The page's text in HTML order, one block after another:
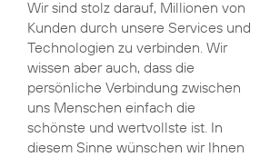
Wir sind stolz darauf, Millionen von
Kunden durch unsere Services und
Technologien zu verbinden. Wir
wissen aber auch, dass die
persönliche Verbindung zwischen
uns Menschen einfach die
schönste und wertvollste ist. In
diesem Sinne wünschen wir Ihnen